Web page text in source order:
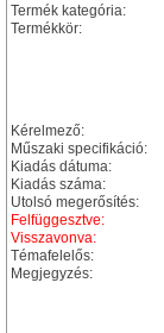
Termék kategória:
Termékkör:
Kérelmező:
Műszaki specifikáció:
Kiadás dátuma:
Kiadás száma:
Utolsó megerősítés:
Felfüggesztve:
Visszavonva:
Témafelelős:
Megjegyzés: